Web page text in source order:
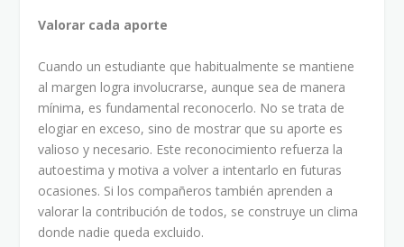
Valorar cada aporte
Cuando un estudiante que habitualmente se mantiene
al margen logra involucrarse, aunque sea de manera
mínima, es fundamental reconocerlo. No se trata de
elogiar en exceso, sino de mostrar que su aporte es
valioso y necesario. Este reconocimiento refuerza la
autoestima y motiva a volver a intentarlo en futuras
ocasiones. Si los compañeros también aprenden a
valorar la contribución de todos, se construye un clima
donde nadie queda excluido.